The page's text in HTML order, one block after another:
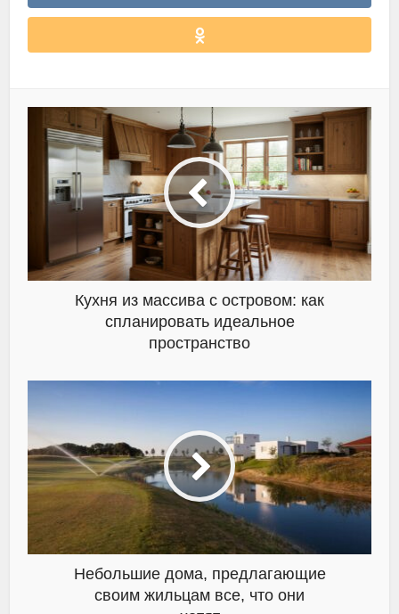
Кухня из массива с островом: как
спланировать идеальное
пространство
Небольшие дома, предлагающие
своим жильцам все, что они